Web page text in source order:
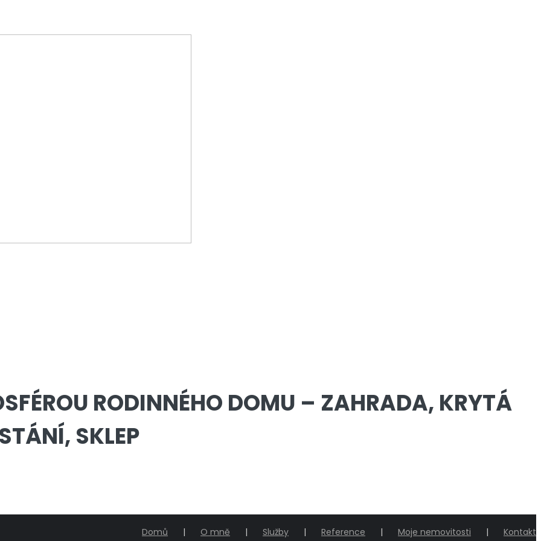
RODINNÉHO DOMU – ZAHRADA, KRYTÁ
SKLEP
Domů O mně Služby Reference Moje nemovitosti Kontakt